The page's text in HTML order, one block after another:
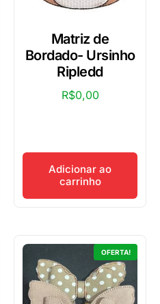
Matriz de
Bordado- Ursinho
Ripledd
R$0,00
Adicionar ao
carrinho
OFERTA!